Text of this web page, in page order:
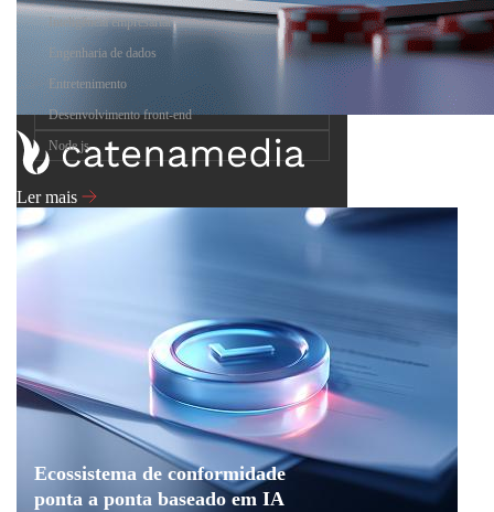
Inteligência empresarial
Engenharia de dados
Entretenimento
Desenvolvimento front-end
Node.js
Ler mais
Ecossistema de conformidade
ponta a ponta baseado em IA